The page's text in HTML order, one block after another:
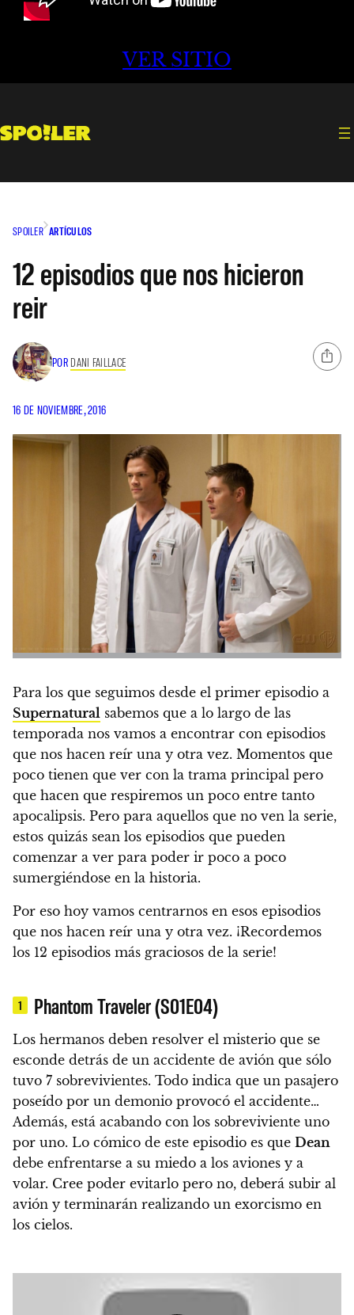
VER SITIO
SPOILER ARTÍCULOS
12 episodios que nos hicieron
reir
POR DANI FAILLACE
16 DE NOVIEMBRE, 2016
Para los que seguimos desde el primer episodio a
Supernatural sabemos que a lo largo de las
temporada nos vamos a encontrar con episodios
que nos hacen reír una y otra vez. Momentos que
poco tienen que ver con la trama principal pero
que hacen que respiremos un poco entre tanto
apocalipsis. Pero para aquellos que no ven la serie,
estos quizás sean los episodios que pueden
comenzar a ver para poder ir poco a poco
sumergiéndose en la historia.
Por eso hoy vamos centrarnos en esos episodios
que nos hacen reír una y otra vez. ¡Recordemos
los 12 episodios más graciosos de la serie!
1 Phantom Traveler (S01E04)
Los hermanos deben resolver el misterio que se
esconde detrás de un accidente de avión que sólo
tuvo 7 sobrevivientes. Todo indica que un pasajero
poseído por un demonio provocó el accidente…
Además, está acabando con los sobreviviente uno
por uno. Lo cómico de este episodio es que Dean
debe enfrentarse a su miedo a los aviones y a
volar. Cree poder evitarlo pero no, deberá subir al
avión y terminarán realizando un exorcismo en
los cielos.